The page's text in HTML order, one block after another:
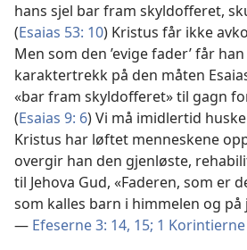
hans sjel bar fram skyldofferet,
(Esaias 53: 10) Kristus får ikke
Men som den ’evige fader’ får
karaktertrekk på den måten
«bar fram skyldofferet» til gagn
(Esaias 9: 6) Vi må imidlertid
Kristus har løftet menneskene
overgir han den gjenløste,
til Jehova Gud, «Faderen, som er
som kalles barn i himmelen og på
— Efeserne 3: 14, 15; 1 Korintierne